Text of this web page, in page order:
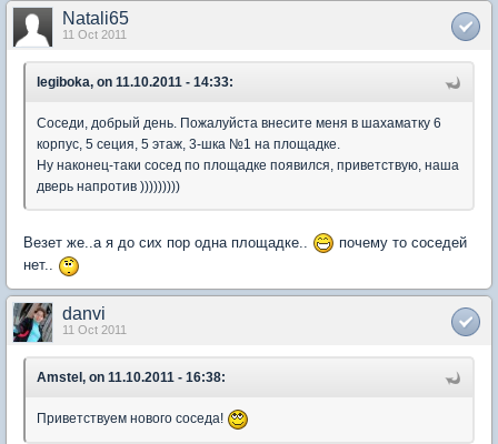
Natali65
11 Oct 2011
legiboka, on 11.10.2011 - 14:33:
Соседи, добрый день. Пожалуйста внесите меня в шахаматку 6
корпус, 5 сеция, 5 этаж, 3-шка №1 на площадке.
Ну наконец-таки сосед по площадке появился, приветствую, наша
дверь напротив )))))))))
Везет же..а я до сих пор одна площадке..
почему то соседей
нет..
danvi
11 Oct 2011
Amstel, on 11.10.2011 - 16:38:
Приветствуем нового соседа!